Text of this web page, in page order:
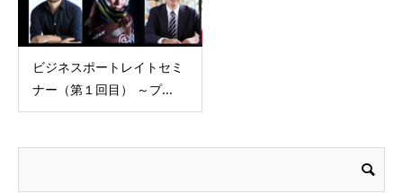
ビジネスポートレイトセミ
ナー（第１回目） ～プ...